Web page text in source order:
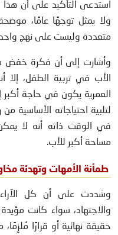
استدعى التأكيد على أن هذا
ولا يمثل توجهًا عامًا،
متعددة وليست على نهج
وأشارت إلى أن فكرة خفض
الأب في تربية الطفل،
العمرية يكون في حاجة أكبر
لتلبية احتياجاته الأساسية
في الوقت ذاته أنه لا
مساحة أكبر للأب.
طمأنة الأمهات وتهدئة
وشددت على أن كل
والاجتهاد، سواء كانت
حقيقة نهائية أو قرارًا